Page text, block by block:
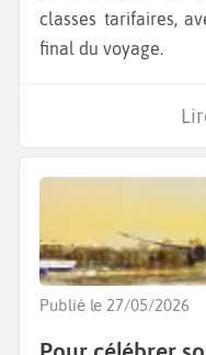
classes tarifaires,
final du voyage.
Publié le 27/05/2026